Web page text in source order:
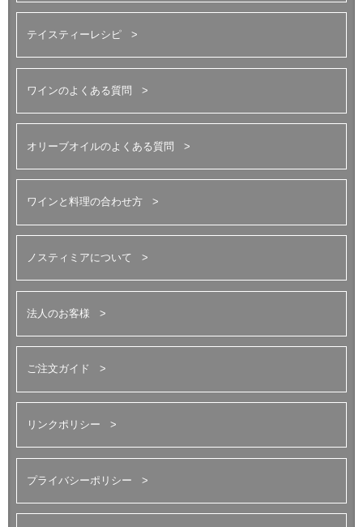
テイスティーレシピ
ワインのよくある質問
オリーブオイルのよくある質問
ワインと料理の合わせ方
ノスティミアについて
法人のお客様
ご注文ガイド
リンクポリシー
プライバシーポリシー